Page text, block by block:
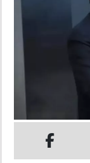
MULTIMEDIA
IMPRESO